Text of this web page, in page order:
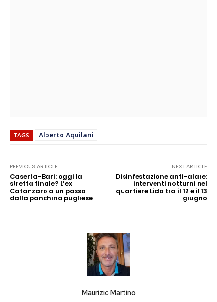
TAGS Alberto Aquilani
PREVIOUS ARTICLE
Caserta-Bari: oggi la
stretta finale? L’ex
Catanzaro a un passo
dalla panchina pugliese
NEXT ARTICLE
Disinfestazione anti-alare:
interventi notturni nel
quartiere Lido tra il 12 e il 13
giugno
Maurizio Martino